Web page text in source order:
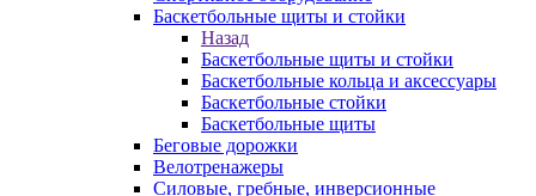
Баскетбольные щиты и стойки
Назад
Баскетбольные щиты и стойки
Баскетбольные кольца и аксессуары
Баскетбольные стойки
Баскетбольные щиты
Беговые дорожки
Велотренажеры
Силовые, гребные, инверсионные